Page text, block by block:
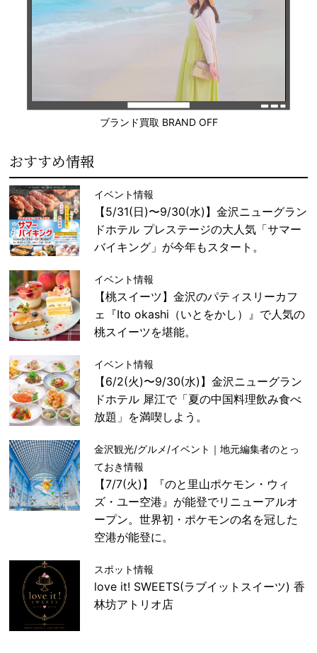
ブランド買取 BRAND OFF
おすすめ情報
イベント情報
【5/31(日)〜9/30(水)】金沢ニューグラン
ドホテル プレステージの大人気「サマー
バイキング」が今年もスタート。
イベント情報
【桃スイーツ】金沢のパティスリーカフ
ェ『Ito okashi（いとをかし）』で人気の
桃スイーツを堪能。
イベント情報
【6/2(火)〜9/30(水)】金沢ニューグラン
ドホテル 犀江で「夏の中国料理飲み食べ
放題」を満喫しよう。
金沢観光/グルメ/イベント｜地元編集者のとっ
ておき情報
【7/7(火)】『のと里山ポケモン・ウィ
ズ・ユー空港』が能登でリニューアルオ
ープン。世界初・ポケモンの名を冠した
空港が能登に。
スポット情報
love it! SWEETS(ラブイットスイーツ) 香
林坊アトリオ店